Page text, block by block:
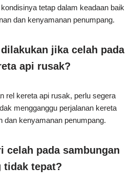
tetap dalam keadaan baik
dan kenyamanan penumpang.
jika celah pada
api rusak?
rel kereta api rusak, perlu segera
mengganggu perjalanan kereta
dan kenyamanan penumpang.
celah pada sambungan
tidak tepat?